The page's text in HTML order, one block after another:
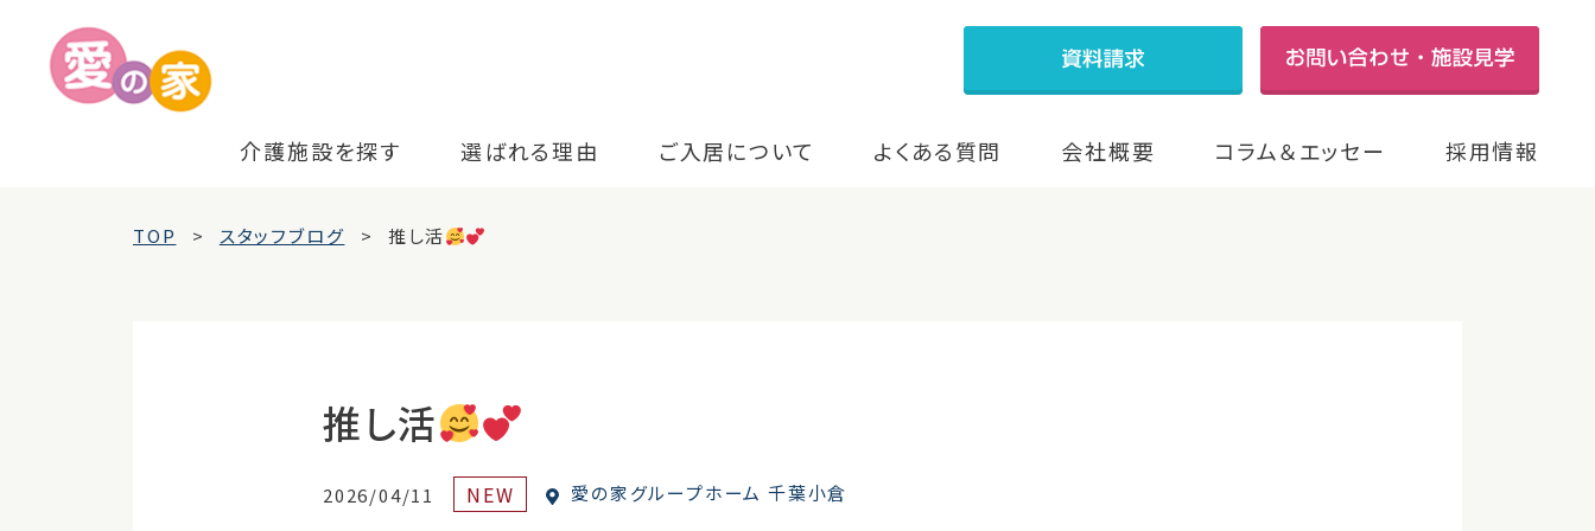
介護施設を探す 選ばれる理由 ご入居について よくある質問 会社概要 コラム＆エッセー 採用情報
TOP スタッフブログ 推し活
推し活
2026/04/11 NEW 愛の家グループホーム 千葉小倉